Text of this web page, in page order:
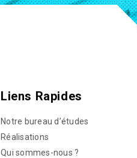
Liens Rapides
Notre bureau d’études
Réalisations
Qui sommes-nous ?